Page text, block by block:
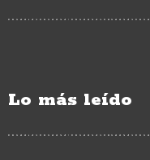
Lo más leído